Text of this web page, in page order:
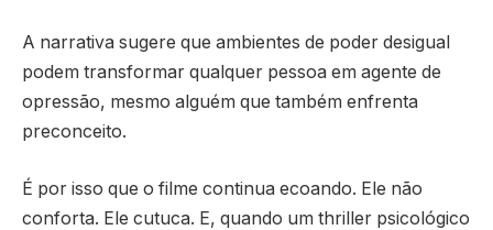
A narrativa sugere que ambientes de poder desigual
podem transformar qualquer pessoa em agente de
opressão, mesmo alguém que também enfrenta
preconceito.
É por isso que o filme continua ecoando. Ele não
conforta. Ele cutuca. E, quando um thriller psicológico